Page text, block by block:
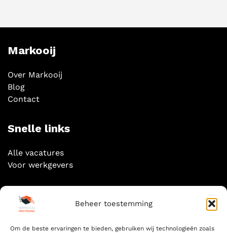
Beheer toestemming
Om de beste ervaringen te bieden, gebruiken wij technologieën zoals
Markooij
Over Markooij
Blog
Contact
Snelle links
Alle vacatures
Voor werkgevers
Socials